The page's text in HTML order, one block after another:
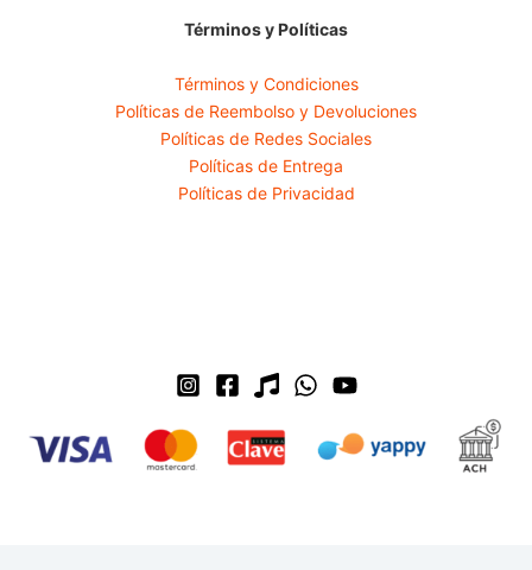
Términos y Políticas
Términos y Condiciones
Políticas de Reembolso y Devoluciones
Políticas de Redes Sociales
Políticas de Entrega
Políticas de Privacidad